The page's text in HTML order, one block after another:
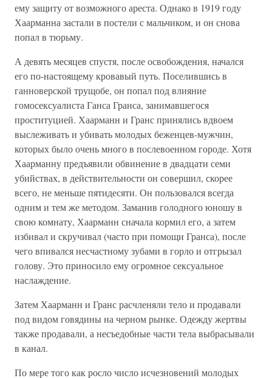
ему защиту от возможного ареста. Однако в 1919 году
Хаарманна застали в постели с мальчиком, и он снова
попал в тюрьму.
А девять месяцев спустя, после освобождения, начался
его по-настоящему кровавый путь. Поселившись в
ганноверской трущобе, он попал под влияние
гомосексуалиста Ганса Гранса, занимавшегося
проституцией. Хаарманн и Гранс принялись вдвоем
выслеживать и убивать молодых беженцев-мужчин,
которых было очень много в послевоенном городе. Хотя
Хаарманну предъявили обвинение в двадцати семи
убийствах, в действительности он совершил, скорее
всего, не меньше пятидесяти. Он пользовался всегда
одним и тем же методом. Заманив голодного юношу в
свою комнату, Хаарманн сначала кормил его, а затем
избивал и скручивал (часто при помощи Гранса), после
чего впивался несчастному зубами в горло и отгрызал
голову. Это приносило ему огромное сексуальное
наслаждение.
Затем Хаарманн и Гранс расчленяли тело и продавали
под видом говядины на черном рынке. Одежду жертвы
также продавали, а несъедобные части тела выбрасывали
в канал.
По мере того как росло число исчезновений молодых